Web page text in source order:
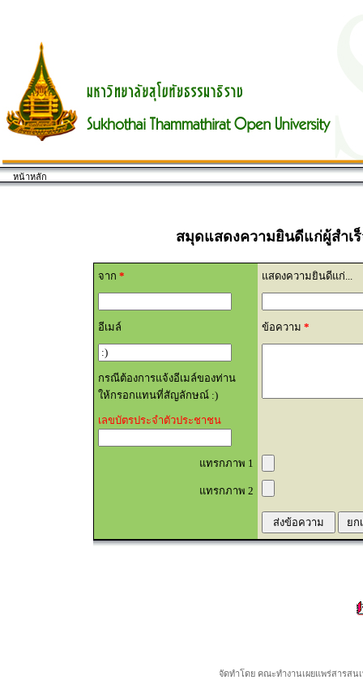
หน้าหลัก
สมุดแสดงความยินดีแก่ผู้สำเ
จาก * แสดงความยินดีแก่...
อีเมล์ ข้อความ *
กรณีต้องการแจ้งอีเมล์ของท่าน
ให้กรอกแทนที่สัญลักษณ์ :)
เลขบัตรประจำตัวประชาชน
แทรกภาพ 1
แทรกภาพ 2
จัดทำโดย คณะทำงานเผยแพร่สารสน